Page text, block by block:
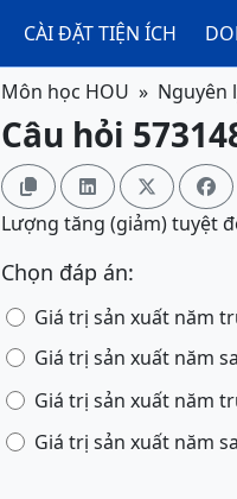
CÀI ĐẶT TIỆN ÍCH
Môn học HOU Nguyên
Câu hỏi
   
Lượng tăng (giảm) tuyệt
Chọn đáp án:
Giá trị sản xuất năm
Giá trị sản xuất năm
Giá trị sản xuất năm
Giá trị sản xuất năm